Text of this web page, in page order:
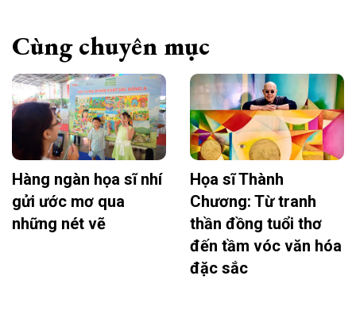
Cùng chuyên mục
Hàng ngàn họa sĩ nhí
gửi ước mơ qua
những nét vẽ
Họa sĩ Thành
Chương: Từ tranh
thần đồng tuổi thơ
đến tầm vóc văn hóa
đặc sắc